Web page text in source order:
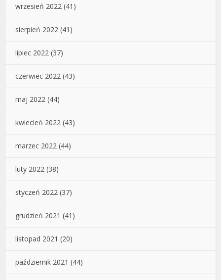
wrzesień 2022 (41)
sierpień 2022 (41)
lipiec 2022 (37)
czerwiec 2022 (43)
maj 2022 (44)
kwiecień 2022 (43)
marzec 2022 (44)
luty 2022 (38)
styczeń 2022 (37)
grudzień 2021 (41)
listopad 2021 (20)
październik 2021 (44)